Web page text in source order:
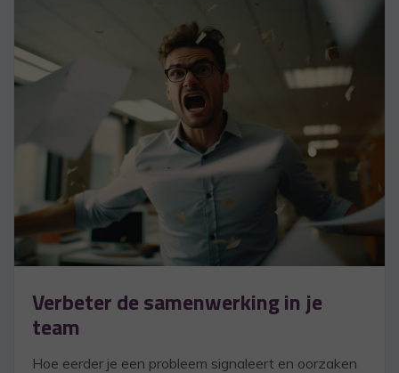
Verbeter de samenwerking in je
team
Hoe eerder je een probleem signaleert en oorzaken